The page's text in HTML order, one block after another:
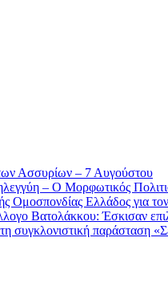
Ασσυρίων – 7 Αυγούστου
– Ο Μορφωτικός
Ομοσπονδίας Ελλάδος για
Βατολάκκου: Έσκισαν
συγκλονιστική παράσταση